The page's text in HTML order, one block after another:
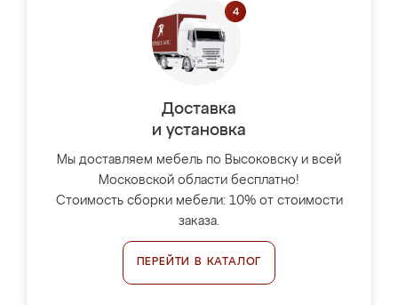
Доставка
и установка
Мы доставляем мебель по Высоковску и всей
Московской области бесплатно!
Стоимость сборки мебели: 10% от стоимости
заказа.
ПЕРЕЙТИ В КАТАЛОГ